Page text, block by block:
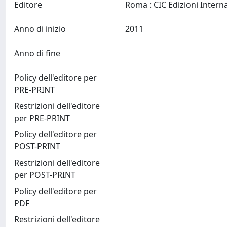
Editore
Anno di inizio
Anno di fine
Policy dell'editore per
PRE-PRINT
Restrizioni dell'editore
per PRE-PRINT
Policy dell'editore per
POST-PRINT
Restrizioni dell'editore
per POST-PRINT
Policy dell'editore per
PDF
Restrizioni dell'editore